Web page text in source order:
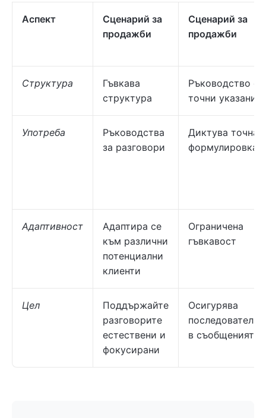
Аспект
Сценарий за
продажби
Сценарий за
продажби
Структура
Гъвкава
структура
Ръководство с
точни указания
Употреба
Ръководства
за разговори
Диктува
формулировка
Адаптивност
Адаптира се
към различни
потенциални
клиенти
Ограничена
гъвкавост
Цел
Поддържайте
разговорите
естествени и
фокусирани
Осигурява
в съобщенията